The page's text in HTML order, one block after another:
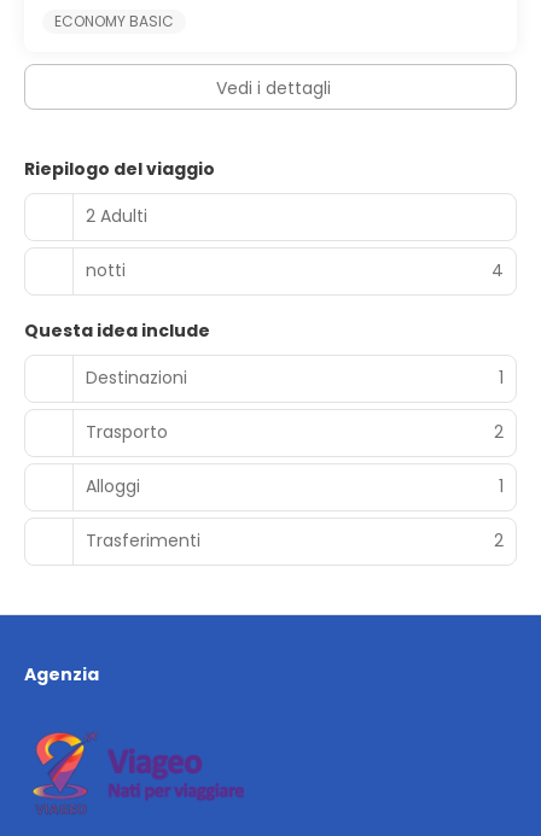
ECONOMY BASIC​
Vedi i dettagli
Riepilogo del viaggio
2 Adulti
notti 4
Questa idea include
Destinazioni
1
Trasporto 2
Alloggi 1
Trasferimenti 2
Agenzia